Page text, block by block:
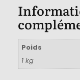
Poids
1 kg